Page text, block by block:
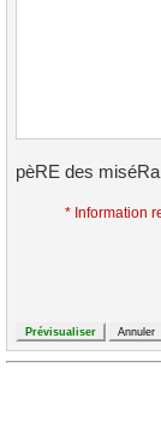
pèRE des
* Information